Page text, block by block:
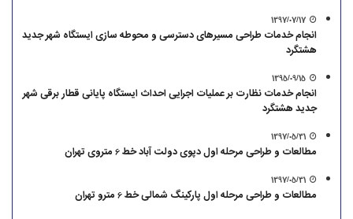
1397/07/17
انجام خدمات طراحی مسیرهای دسترسی و محوطه سازی ایستگاه شهر جدید
هشتگرد
1395/09/15
انجام خدمات نظارت بر عملیات اجرایی احداث ایستگاه پایانی قطار برقی شهر
جدید هشتگرد
1397/05/31
مطالعات و طراحی مرحله اول دپوی دولت آباد خط 6 متروی تهران
1397/05/31
مطالعات و طراحی مرحله اول پارکینگ شمالی خط 6 مترو تهران